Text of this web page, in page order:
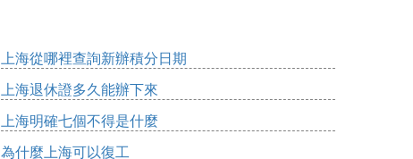
上海從哪裡查詢新辦積分日期
上海退休證多久能辦下來
上海明確七個不得是什麼
為什麼上海可以復工